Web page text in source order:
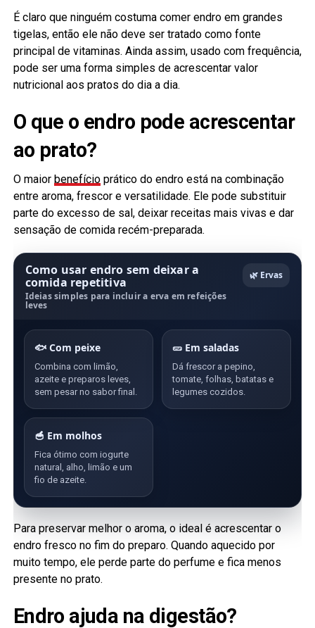
É claro que ninguém costuma comer endro em grandes
tigelas, então ele não deve ser tratado como fonte
principal de vitaminas. Ainda assim, usado com frequência,
pode ser uma forma simples de acrescentar valor
nutricional aos pratos do dia a dia.
O que o endro pode acrescentar
ao prato?
O maior benefícioprático do endro está na combinação
entre aroma, frescor e versatilidade. Ele pode substituir
parte do excesso de sal, deixar receitas mais vivas e dar
sensação de comida recém-preparada.
Como usar endro sem deixar a
comida repetitiva
Ideias simples para incluir a erva em refeições
leves
🌿 Ervas
🐟 Com peixe
Combina com limão,
azeite e preparos leves,
sem pesar no sabor final.
🥒 Em saladas
Dá frescor a pepino,
tomate, folhas, batatas e
legumes cozidos.
🥣 Em molhos
Fica ótimo com iogurte
natural, alho, limão e um
fio de azeite.
Para preservar melhor o aroma, o ideal é acrescentar o
endro fresco no fim do preparo. Quando aquecido por
muito tempo, ele perde parte do perfume e fica menos
presente no prato.
Endro ajuda na digestão?